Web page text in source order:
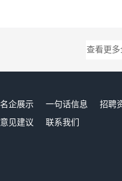
查看更
名企展示 一句话信息
招聘
意见建议 联系我们